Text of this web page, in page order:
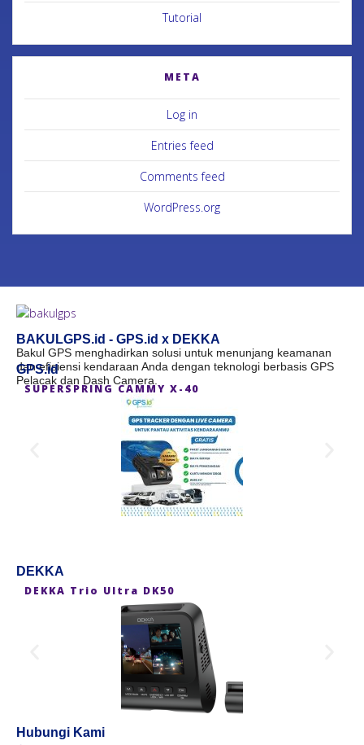
Tutorial
META
Log in
Entries feed
Comments feed
WordPress.org
BAKULGPS.id - GPS.id x DEKKA
Bakul GPS menghadirkan solusi untuk menunjang keamanan
dan efisiensi kendaraan Anda dengan teknologi berbasis GPS
Pelacak dan Dash Camera.
GPS.id
SUPERSPRING CAMMY X-40
DEKKA
DEKKA Trio Ultra DK50
Hubungi Kami